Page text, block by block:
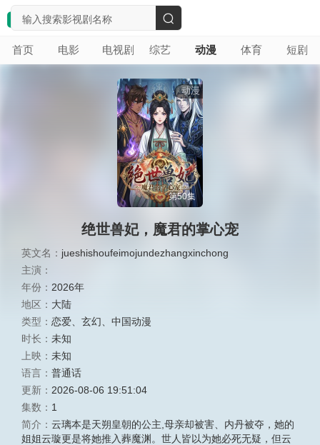
首页 电影 电视剧 综艺 动漫 体育 短剧
搜
索
动漫
第50集
绝世兽妃，魔君的掌心宠
英文名： jueshishoufeimojundezhangxinchong
主演：
年份： 2026年
地区： 大陆
类型： 恋爱 玄幻
中国动漫
时长： 未知
上映： 未知
语言： 普通话
更新： 2026-08-06 19:51:04
集数： 1
简介： 云璃本是天朔皇朝的公主,母亲却被害、内丹被夺，她的
姐姐云璇更是将她推入葬魔渊。世人皆以为她必死无疑，但云